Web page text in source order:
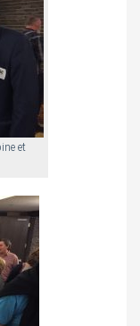
et